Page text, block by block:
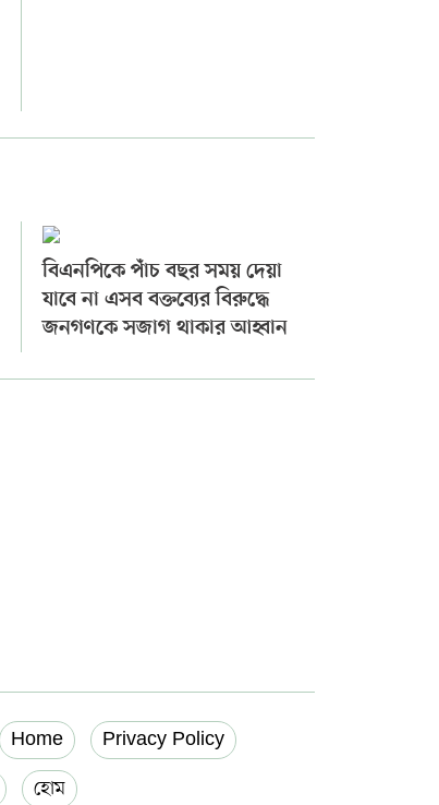
বিএনপিকে পাঁচ বছর সময় দেয়া
যাবে না এসব বক্তব্যের বিরুদ্ধে
জনগণকে সজাগ থাকার আহ্বান
Home
Privacy Policy
হোম